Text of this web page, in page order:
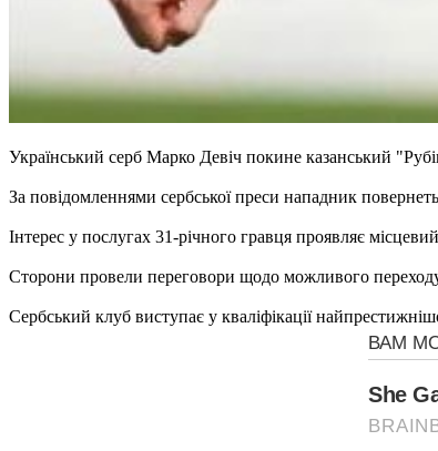
Український серб Марко Девіч покине казанський
За повідомленнями сербської преси нападник
Інтерес у послугах 31-річного гравця проявляє
Сторони провели переговори щодо можливого переходу,
Сербський клуб виступає у кваліфікації